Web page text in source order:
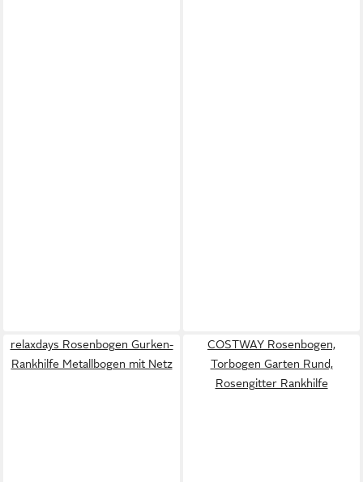
relaxdays Rosenbogen Gurken-
Rankhilfe Metallbogen mit Netz
COSTWAY Rosenbogen,
Torbogen Garten Rund,
Rosengitter Rankhilfe